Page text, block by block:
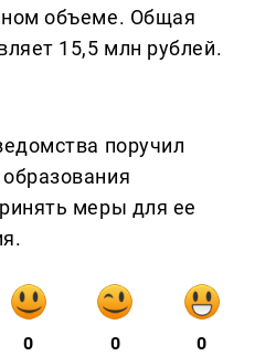
объеме. Общая
15,5 млн рублей.
поручил
меры для ее
0 0 0